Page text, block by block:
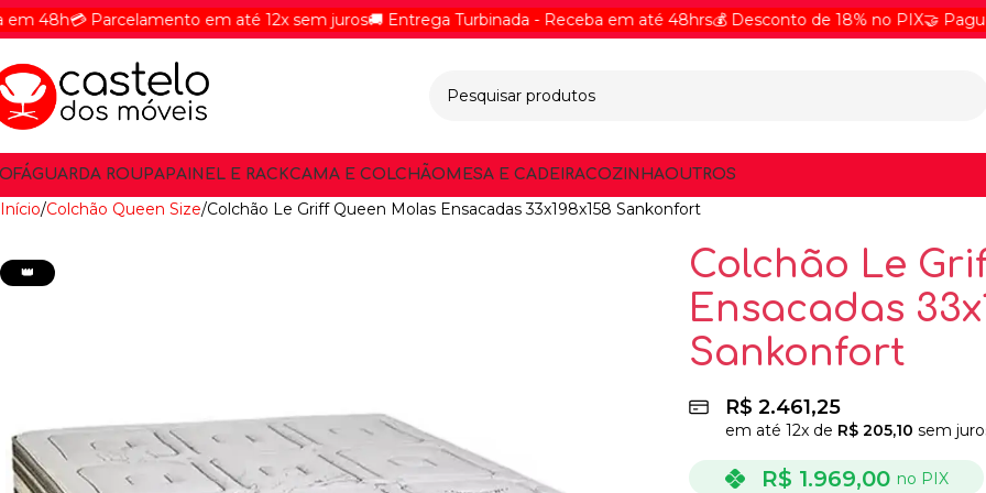
💳 Parcelamento em até 12x sem juros🚚 Entrega Turbinada - Receba em até 48hrs💰 Desconto de 18% no PIX🤝 Pague
GUARDA ROUPA PAINEL E RACKCAMA E COLCHÃO MESA E CADEIRACOZINHAOUTROS
Início Colchão Queen Size Colchão Le Griff Queen Molas Ensacadas 33x198x158 Sankonfort
👑
Colchão Le
Ensacadas
Sankonfort
R$ 2.461,25
em até 12x de R$205,10 sem
R$ 1.969,00 no PIX